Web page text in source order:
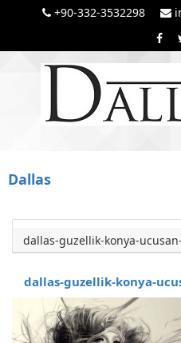
+90-332-3532298
Dallas
dallas-guzellik-konya-
dallas-guzellik-konya-